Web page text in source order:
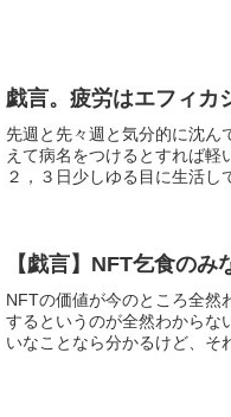
戯言。疲労はエフィカ
先週と先々週と気分的に沈ん
えて病名をつけるとすれば
２，３日少しゆる目に生活し
【戯言】NFT乞食のみ
NFTの価値が今のところ全然
するというのが全然わからな
いなことなら分かるけど、